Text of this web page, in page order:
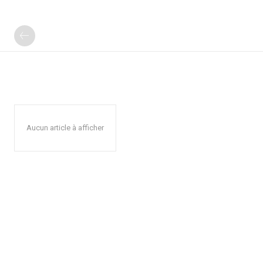
Aucun article à afficher